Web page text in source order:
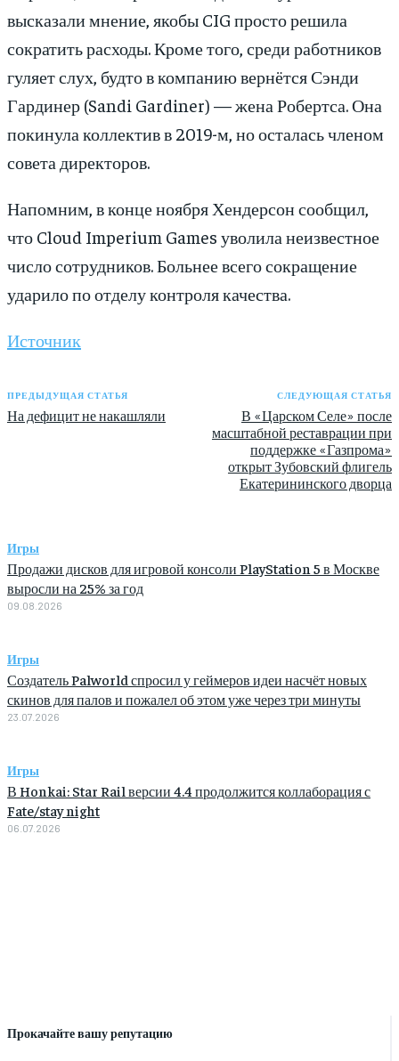
Прокачайте вашу репутацию
высказали мнение, якобы CIG просто решила
сократить расходы. Кроме того, среди работников
гуляет слух, будто в компанию вернётся Сэнди
Гардинер (Sandi Gardiner) — жена Робертса. Она
покинула коллектив в 2019-м, но осталась членом
совета директоров.
Напомним, в конце ноября Хендерсон сообщил,
что Cloud Imperium Games уволила неизвестное
число сотрудников. Больнее всего сокращение
ударило по отделу контроля качества.
Источник
ПРЕДЫДУЩАЯ СТАТЬЯ
На дефицит не накашляли
СЛЕДУЮЩАЯ СТАТЬЯ
В «Царском Селе» после
масштабной реставрации при
поддержке «Газпрома»
открыт Зубовский флигель
Екатерининского дворца
Игры
Продажи дисков для игровой консоли PlayStation 5 в Москве
выросли на 25% за год
09.08.2026
Игры
Создатель Palworld спросил у геймеров идеи насчёт новых
скинов для палов и пожалел об этом уже через три минуты
23.07.2026
Игры
В Honkai: Star Rail версии 4.4 продолжится коллаборация с
Fate/stay night
06.07.2026